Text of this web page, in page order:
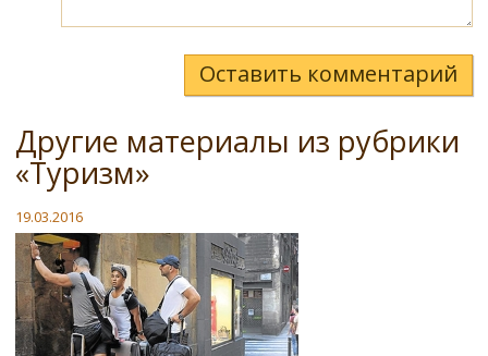
Оставить комментарий
Другие материалы из рубрики
«Туризм»
19.03.2016